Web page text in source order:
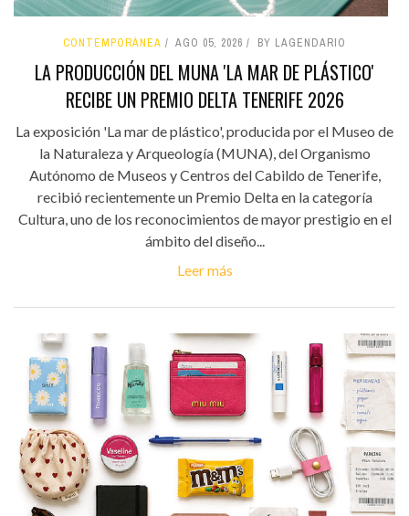
CONTEMPORÁNEA AGO 05, 2026 BY LAGENDARIO
LA PRODUCCIÓN DEL MUNA 'LA MAR DE PLÁSTICO'
RECIBE UN PREMIO DELTA TENERIFE 2026
La exposición 'La mar de plástico', producida por el Museo de
la Naturaleza y Arqueología (MUNA), del Organismo
Autónomo de Museos y Centros del Cabildo de Tenerife,
recibió recientemente un Premio Delta en la categoría
Cultura, uno de los reconocimientos de mayor prestigio en el
ámbito del diseño...
Leer más